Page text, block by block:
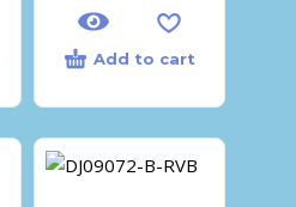
Add to cart